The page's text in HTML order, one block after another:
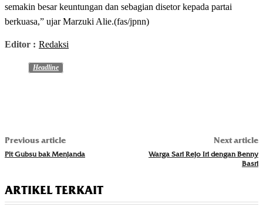
semakin besar keuntungan dan sebagian disetor kepada partai
berkuasa,” ujar Marzuki Alie.(fas/jpnn)
Editor : Redaksi
Headline
Previous article
Plt Gubsu bak Menjanda
Next article
Warga Sari Rejo Iri dengan Benny
Basri
ARTIKEL TERKAIT